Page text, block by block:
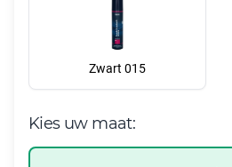
Zwart 015
Kies uw maat: